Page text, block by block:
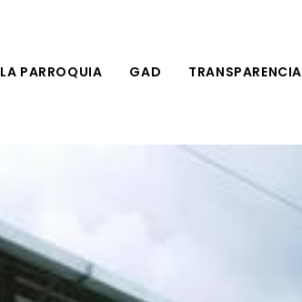
LA PARROQUIA GAD TRANSPARENCIA